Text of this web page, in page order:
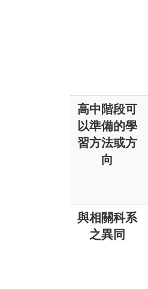
高中階段可
以準備的學
習方法或方
向
與相關科系
之異同